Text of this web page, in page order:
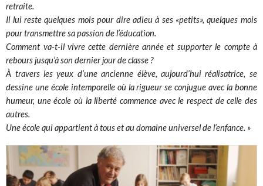
retraite.
Il lui reste quelques mois pour dire adieu à ses «petits», quelques mois
pour transmettre sa passion de l’éducation.
Comment va-t-il vivre cette dernière année et supporter le compte à
rebours jusqu’à son dernier jour de classe ?
À travers les yeux d’une ancienne élève, aujourd’hui réalisatrice, se
dessine une école intemporelle où la rigueur se conjugue avec la bonne
humeur, une école où la liberté commence avec le respect de celle des
autres.
Une école qui appartient à tous et au domaine universel de l’enfance. »